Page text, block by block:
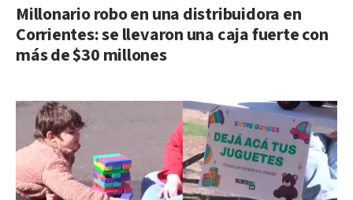
Millonario robo en una distribuidora en
Corrientes: se llevaron una caja fuerte con
más de $30 millones